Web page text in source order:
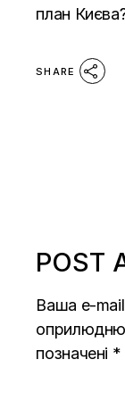
план
SHARE
POST
Ваша e-
позначені *